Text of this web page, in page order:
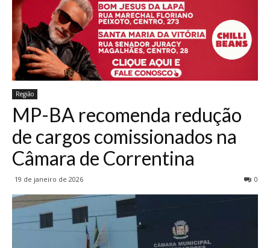
Região
MP-BA recomenda redução
de cargos comissionados na
Câmara de Correntina
19 de janeiro de 2026 0